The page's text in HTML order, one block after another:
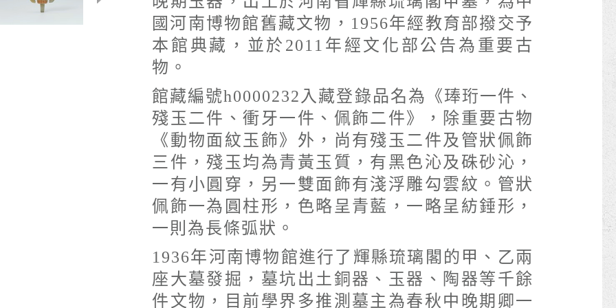
國河南博物館舊藏文物，1956年經教育部撥交予
本館典藏，並於2011年經文化部公告為重要古
物。
館藏編號h0000232入藏登錄品名為《琫珩一件、
殘玉二件、衝牙一件、佩飾二件》，除重要古物
《動物面紋玉飾》外，尚有殘玉二件及管狀佩飾
三件，殘玉均為青黃玉質，有黑色沁及硃砂沁，
一有小圓穿，另一雙面飾有淺浮雕勾雲紋。管狀
佩飾一為圓柱形，色略呈青藍，一略呈紡錘形，
一則為長條弧狀。
1936年河南博物館進行了輝縣琉璃閣的甲、乙兩
座大墓發掘，墓坑出土銅器、玉器、陶器等千餘
件文物，目前學界多推測墓主為春秋中晚期卿一